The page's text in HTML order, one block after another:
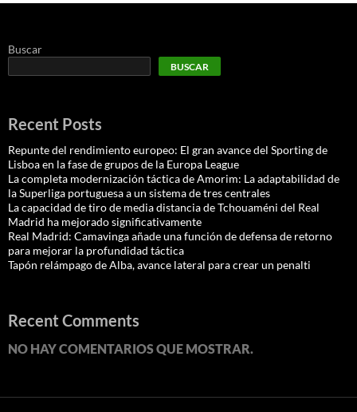
Buscar
BUSCAR
Recent Posts
Repunte del rendimiento europeo: El gran avance del Sporting de
Lisboa en la fase de grupos de la Europa League
La completa modernización táctica de Amorim: La adaptabilidad de
la Superliga portuguesa a un sistema de tres centrales
La capacidad de tiro de media distancia de Tchouaméni del Real
Madrid ha mejorado significativamente
Real Madrid: Camavinga añade una función de defensa de retorno
para mejorar la profundidad táctica
Tapón relámpago de Alba, avance lateral para crear un penalti
Recent Comments
NO HAY COMENTARIOS QUE MOSTRAR.